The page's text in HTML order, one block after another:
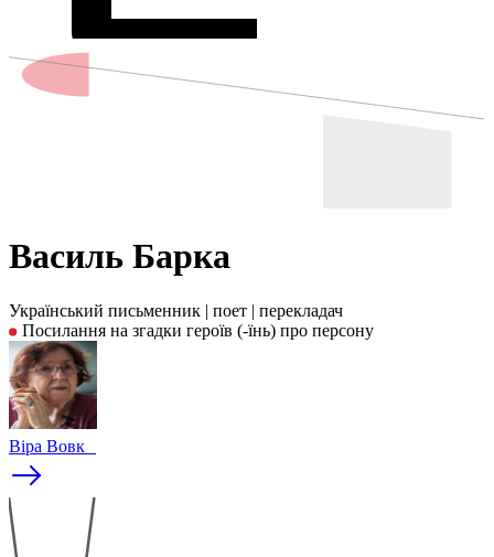
Василь Барка
Український письменник | поет | перекладач
Посилання на згадки героїв (-їнь) про персону
Віра Вовк